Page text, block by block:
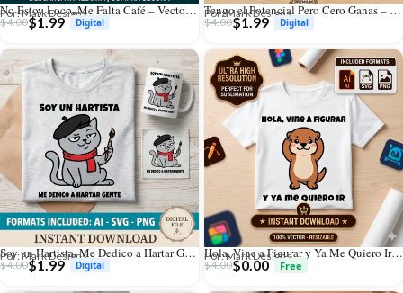
No Estoy Loco, Me Falta Café – Vector Búho para Sublimar
Por: Mark Designs
$4.00$1.99
Tengo el Potencial Pero Cero Ganas – Vector Mapache para Sublimar
Por: Mark Designs
$4.00$1.99
Soy un Hartista, Me Dedico a Hartar Gente – Vector Gato para Sublimar
Por: Mark Designs
$4.00$1.99
Hola, Vine a Figurar y Ya Me Quiero Ir – Vector Nutria GRATIS para Sublimar
Por: Mark Designs
$4.00$0.00